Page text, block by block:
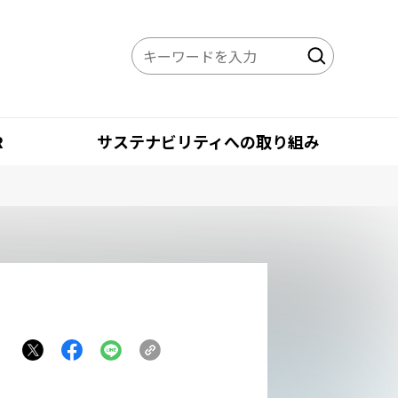
サステナビリティへの取り組み